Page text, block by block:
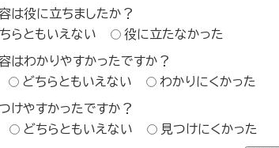
は役に立ちましたか？
らともいえない 役に立たなかった
はわかりやすかったですか？
どちらともいえない わかりにくかった
けやすかったですか？
どちらともいえない 見つけにくかった